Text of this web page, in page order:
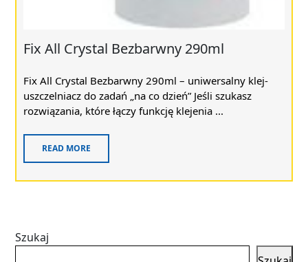
Fix All Crystal Bezbarwny 290ml
Fix All Crystal Bezbarwny 290ml – uniwersalny klej-
uszczelniacz do zadań „na co dzień” Jeśli szukasz
rozwiązania, które łączy funkcję klejenia ...
READ MORE
Szukaj